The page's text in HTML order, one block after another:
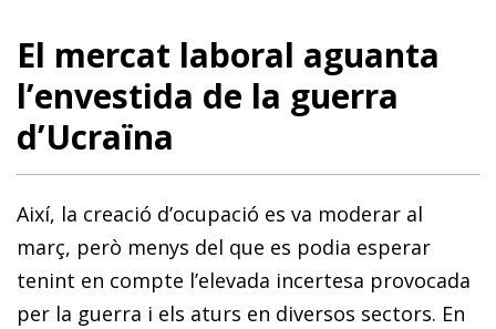
El mercat laboral aguanta
l’envestida de la guerra
d’Ucraïna
Així, la creació d’ocupació es va moderar al
març, però menys del que es podia esperar
tenint en compte l’elevada incertesa provocada
per la guerra i els aturs en diversos sectors. En